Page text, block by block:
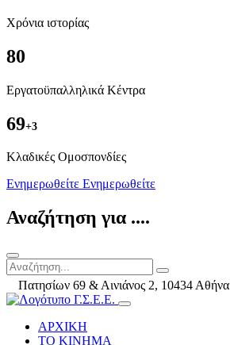
Χρόνια ιστορίας
80
Εργατοϋπαλληλικά Κέντρα
69+3
Kλαδικές Ομοσπονδίες
Ενημερωθείτε Ενημερωθείτε
Αναζήτηση για ....
Πατησίων 69 & Αινιάνος 2, 10434 Αθήνα
ΑΡΧΙΚΗ
ΤΟ ΚΙΝΗΜΑ